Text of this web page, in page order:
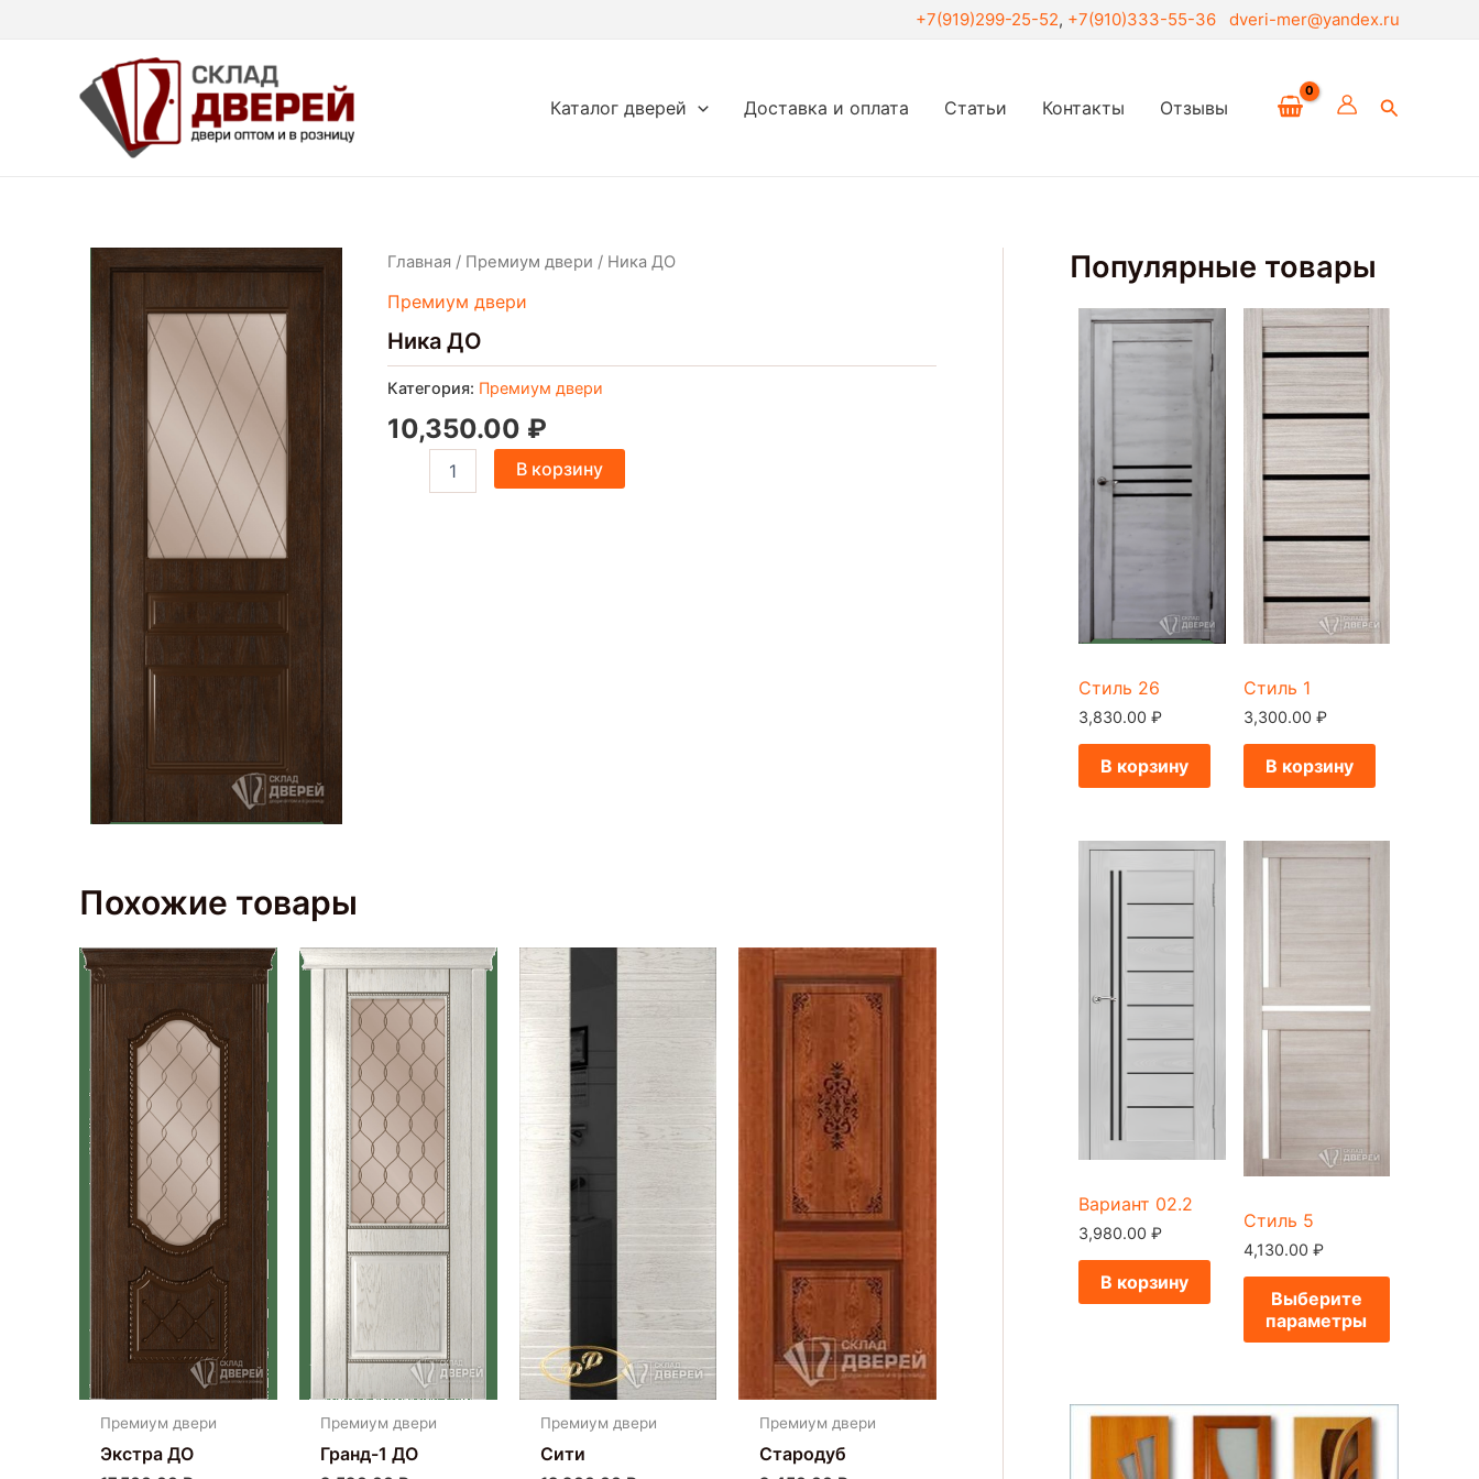
содержимому
+7(919)299-25-52, +7(910)333-55-36 dveri-mer@yandex.ru
Каталог дверей Доставка и оплата Статьи Контакты Отзывы Поиск
Главная / Премиум двери / Ника ДО
Премиум двери
Ника ДО
Категория: Премиум двери
10,350.00 ₽
Количество
Ника
В корзину
Похожие товары
Премиум двери
Экстра ДО
Премиум двери
Гранд-1 ДО
Премиум двери
Сити
Премиум двери
Стародуб
Популярные товары
Стиль 26
3,830.00 ₽
В корзину
Стиль 1
3,300.00 ₽
В корзину
Вариант 02.2
3,980.00 ₽
В корзину
Стиль 5
4,130.00 ₽
Выберите
параметры